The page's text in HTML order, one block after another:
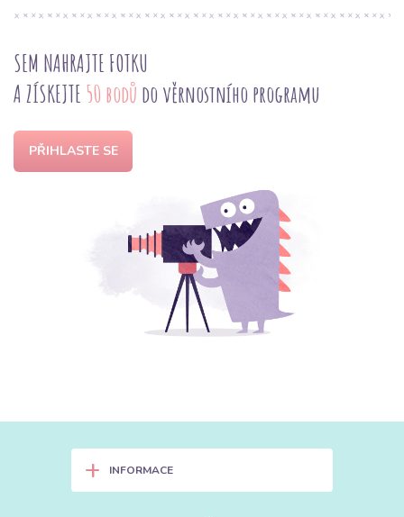
SEM NAHRAJTE FOTKU
A ZÍSKEJTE 50 bodů do věrnostního programu
PŘIHLASTE SE
+ INFORMACE